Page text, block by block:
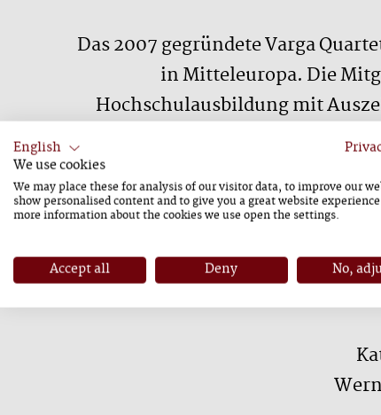
Das 2007 gegründete Varga
in Mitteleuropa. Die
Hochschulausbildung mit
Bratislava abgeschlossen.
regelmäßig zu Gast bei
Das Varga Quartett Wien greift
vor allem Werke der Wiener
Seit 2025 begleitet das
English
We use cookies
We may place these for analysis of our visitor data, to improve our
show personalised content and to give you a great website
more information about the cookies we use open the settings.
Accept all Deny No,